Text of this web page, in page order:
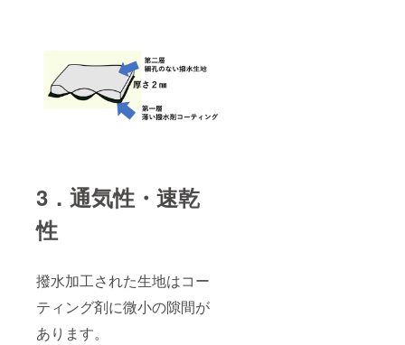
3．通気性・速乾
性
撥水加工された生地はコー
ティング剤に微小の隙間が
あります。